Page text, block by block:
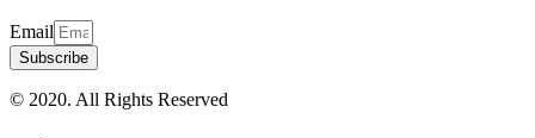
Email
Subscribe
© 2020. All Rights Reserved